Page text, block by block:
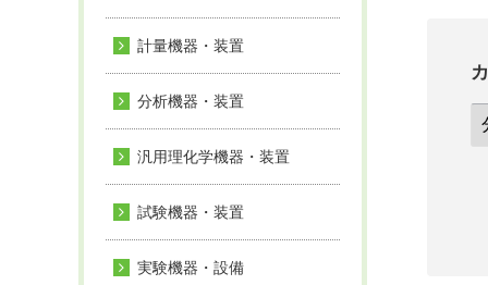
計量機器・装置
分析機器・装置
汎用理化学機器・装置
試験機器・装置
実験機器・設備